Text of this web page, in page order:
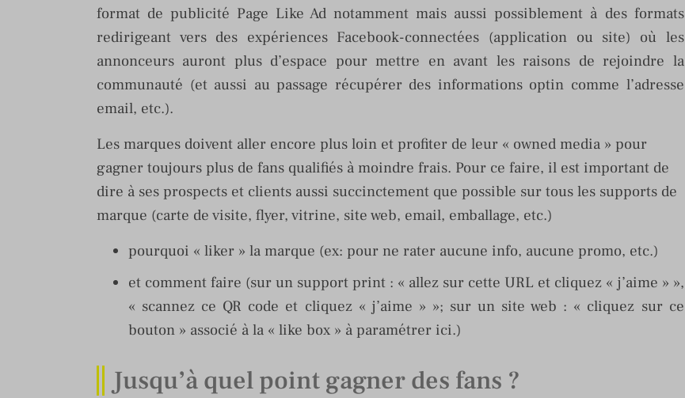
format de publicité Page Like Ad notamment mais aussi possiblement à des formats
redirigeant vers des expériences Facebook-connectées (application ou site) où les
annonceurs auront plus d’espace pour mettre en avant les raisons de rejoindre la
communauté (et aussi au passage récupérer des informations optin comme l’adresse
email, etc.).
Les marques doivent aller encore plus loin et profiter de leur « owned media » pour
gagner toujours plus de fans qualifiés à moindre frais. Pour ce faire, il est important de
dire à ses prospects et clients aussi succinctement que possible sur tous les supports de
marque (carte de visite, flyer, vitrine, site web, email, emballage, etc.)
pourquoi « liker » la marque (ex: pour ne rater aucune info, aucune promo, etc.)
et comment faire (sur un support print : « allez sur cette URL et cliquez « j’aime » »,
« scannez ce QR code et cliquez « j’aime » »; sur un site web : « cliquez sur ce
bouton » associé à la « like box » à paramétrer ici.)
Jusqu’à quel point gagner des fans ?